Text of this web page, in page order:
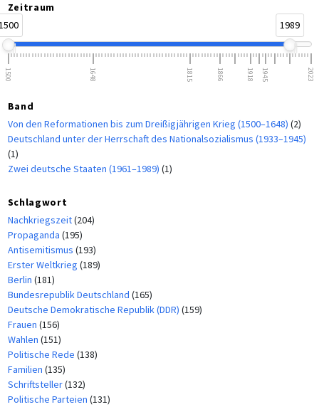
Zeitraum
1989
1500 1648 1815 1866 1918 1945 2023
Band
Von den Reformationen bis zum Dreißigjährigen Krieg (1500–1648) (2)
Deutschland unter der Herrschaft des Nationalsozialismus (1933–1945)
(1)
Zwei deutsche Staaten (1961–1989) (1)
Schlagwort
Nachkriegszeit(204)
Propaganda (195)
Antisemitismus (193)
Erster Weltkrieg (189)
Berlin (181)
Bundesrepublik Deutschland (165)
Deutsche Demokratische Republik (DDR) (159)
Frauen (156)
Wahlen (151)
Politische Rede (138)
Familien (135)
Schriftsteller(132)
Politische Parteien (131)